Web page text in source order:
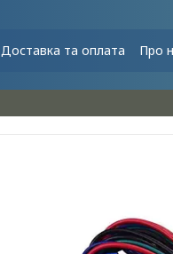
Доставка та оплата Про